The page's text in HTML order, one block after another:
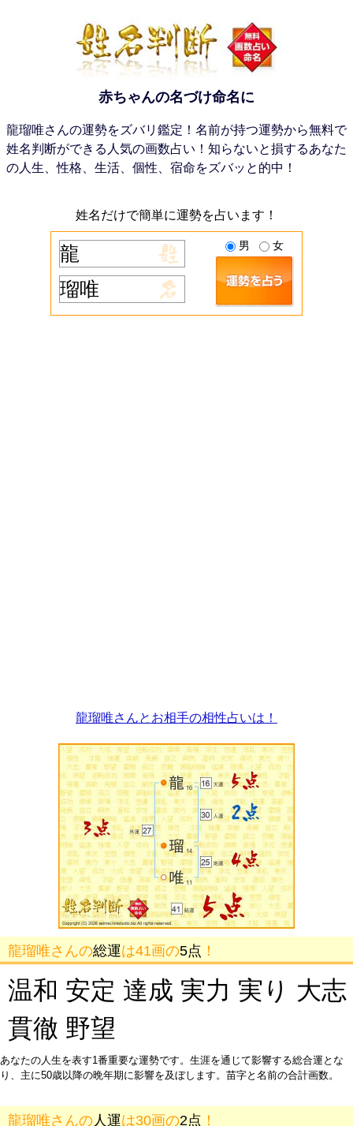
赤ちゃんの名づけ命名に
龍瑠唯さんの運勢をズバリ鑑定！名前が持つ運勢から無料で
姓名判断ができる人気の画数占い！知らないと損するあなた
の人生、性格、生活、個性、宿命をズバッと的中！
姓名だけで簡単に運勢を占います！
男 女
龍瑠唯さんとお相手の相性占いは！
龍瑠唯さんの総運は41画の5点 ！
温和 安定 達成 実力 実り 大志
貫徹 野望
あなたの人生を表す1番重要な運勢です。生涯を通じて影響する総合運とな
り、主に50歳以降の晩年期に影響を及ぼします。苗字と名前の合計画数。
龍瑠唯さんの 人運は30画の2点 ！